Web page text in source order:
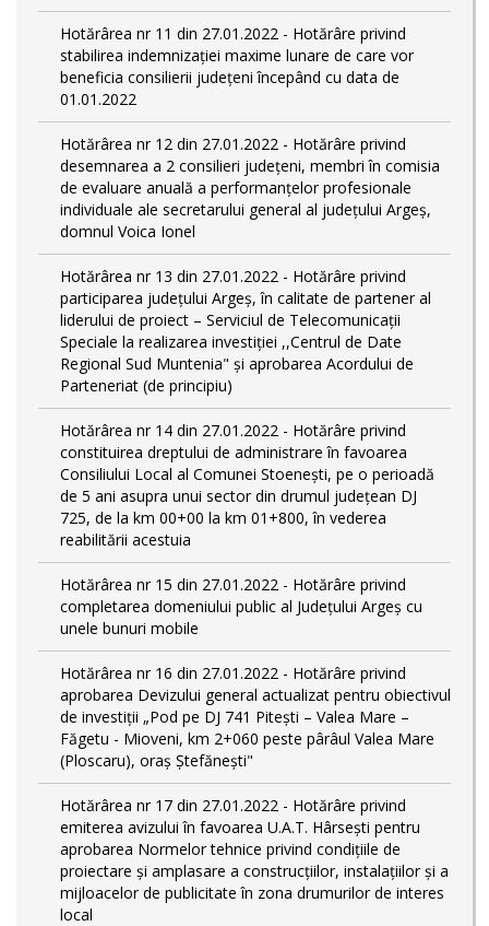
Hotărârea nr 11 din 27.01.2022 - Hotărâre privind
stabilirea indemnizației maxime lunare de care vor
beneficia consilierii județeni începând cu data de
01.01.2022
Hotărârea nr 12 din 27.01.2022 - Hotărâre privind
desemnarea a 2 consilieri județeni, membri în comisia
de evaluare anuală a performanțelor profesionale
individuale ale secretarului general al județului Argeș,
domnul Voica Ionel
Hotărârea nr 13 din 27.01.2022 - Hotărâre privind
participarea județului Argeș, în calitate de partener al
liderului de proiect – Serviciul de Telecomunicații
Speciale la realizarea investiției ,,Centrul de Date
Regional Sud Muntenia" și aprobarea Acordului de
Parteneriat (de principiu)
Hotărârea nr 14 din 27.01.2022 - Hotărâre privind
constituirea dreptului de administrare în favoarea
Consiliului Local al Comunei Stoenești, pe o perioadă
de 5 ani asupra unui sector din drumul județean DJ
725, de la km 00+00 la km 01+800, în vederea
reabilitării acestuia
Hotărârea nr 15 din 27.01.2022 - Hotărâre privind
completarea domeniului public al Judeţului Argeş cu
unele bunuri mobile
Hotărârea nr 16 din 27.01.2022 - Hotărâre privind
aprobarea Devizului general actualizat pentru obiectivul
de investiţii „Pod pe DJ 741 Pitești – Valea Mare –
Făgetu - Mioveni, km 2+060 peste pârâul Valea Mare
(Ploscaru), oraș Ștefănești"
Hotărârea nr 17 din 27.01.2022 - Hotărâre privind
emiterea avizului în favoarea U.A.T. Hârsești pentru
aprobarea Normelor tehnice privind condiţiile de
proiectare şi amplasare a construcţiilor, instalaţiilor şi a
mijloacelor de publicitate în zona drumurilor de interes
local